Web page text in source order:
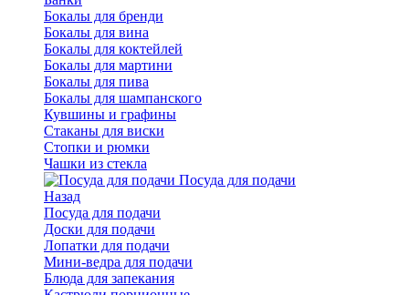
Бокалы для бренди
Бокалы для вина
Бокалы для коктейлей
Бокалы для мартини
Бокалы для пива
Бокалы для шампанского
Кувшины и графины
Стаканы для виски
Стопки и рюмки
Чашки из стекла
Посуда для подачи
Назад
Посуда для подачи
Доски для подачи
Лопатки для подачи
Мини-ведра для подачи
Блюда для запекания